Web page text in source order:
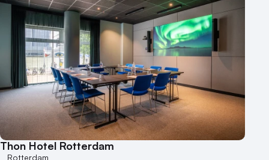
Thon Hotel Rotterdam
Rotterdam